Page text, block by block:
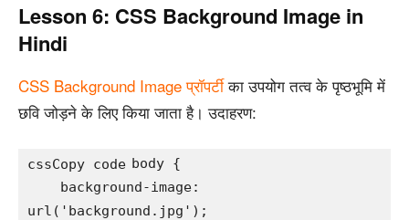
Lesson 6: CSS Background Image in
Hindi
CSS Background Image प्रॉपर्टीका उपयोग तत्व के पृष्ठभूमि में
छवि जोड़ने के लिए किया जाता है। उदाहरण:
cssCopy code body {
url('background.jpg');